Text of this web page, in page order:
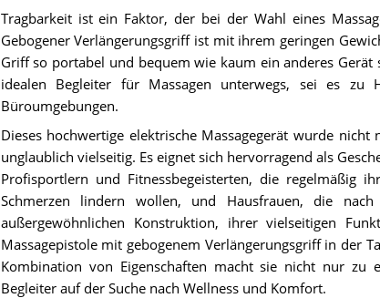
Tragbarkeit ist ein Faktor, der bei der Wahl eines
Gebogener Verlängerungsgriff ist mit ihrem geringen
Griff so portabel und bequem wie kaum ein anderes Gerät
idealen Begleiter für Massagen unterwegs, sei es zu
Büroumgebungen.
Dieses hochwertige elektrische Massagegerät wurde
unglaublich vielseitig. Es eignet sich hervorragend als
Profisportlern und Fitnessbegeisterten, die regelmäßig
Schmerzen lindern wollen, und Hausfrauen, die
außergewöhnlichen Konstruktion, ihrer vielseitigen
Massagepistole mit gebogenem Verlängerungsgriff in der
Kombination von Eigenschaften macht sie nicht nur zu
Begleiter auf der Suche nach Wellness und Komfort.